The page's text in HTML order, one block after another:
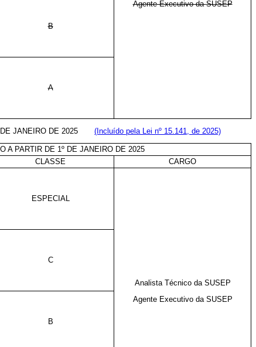
Agente Executivo daSUSEP
B
A
DE JANEIRO DE 2025 (Incluído pela Lei nº 15.141, de 2025)
A PARTIR DE 1º DE JANEIRO DE 2025
CLASSE CARGO
ESPECIAL
Analista Técnico da SUSEP
Agente Executivo da SUSEP
C
B